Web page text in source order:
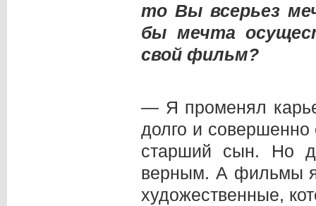
то Вы всерьез
бы мечта
свой фильм?
— Я променял
долго и совершенно
старший сын. Но
верным. А фильмы я
художественные,